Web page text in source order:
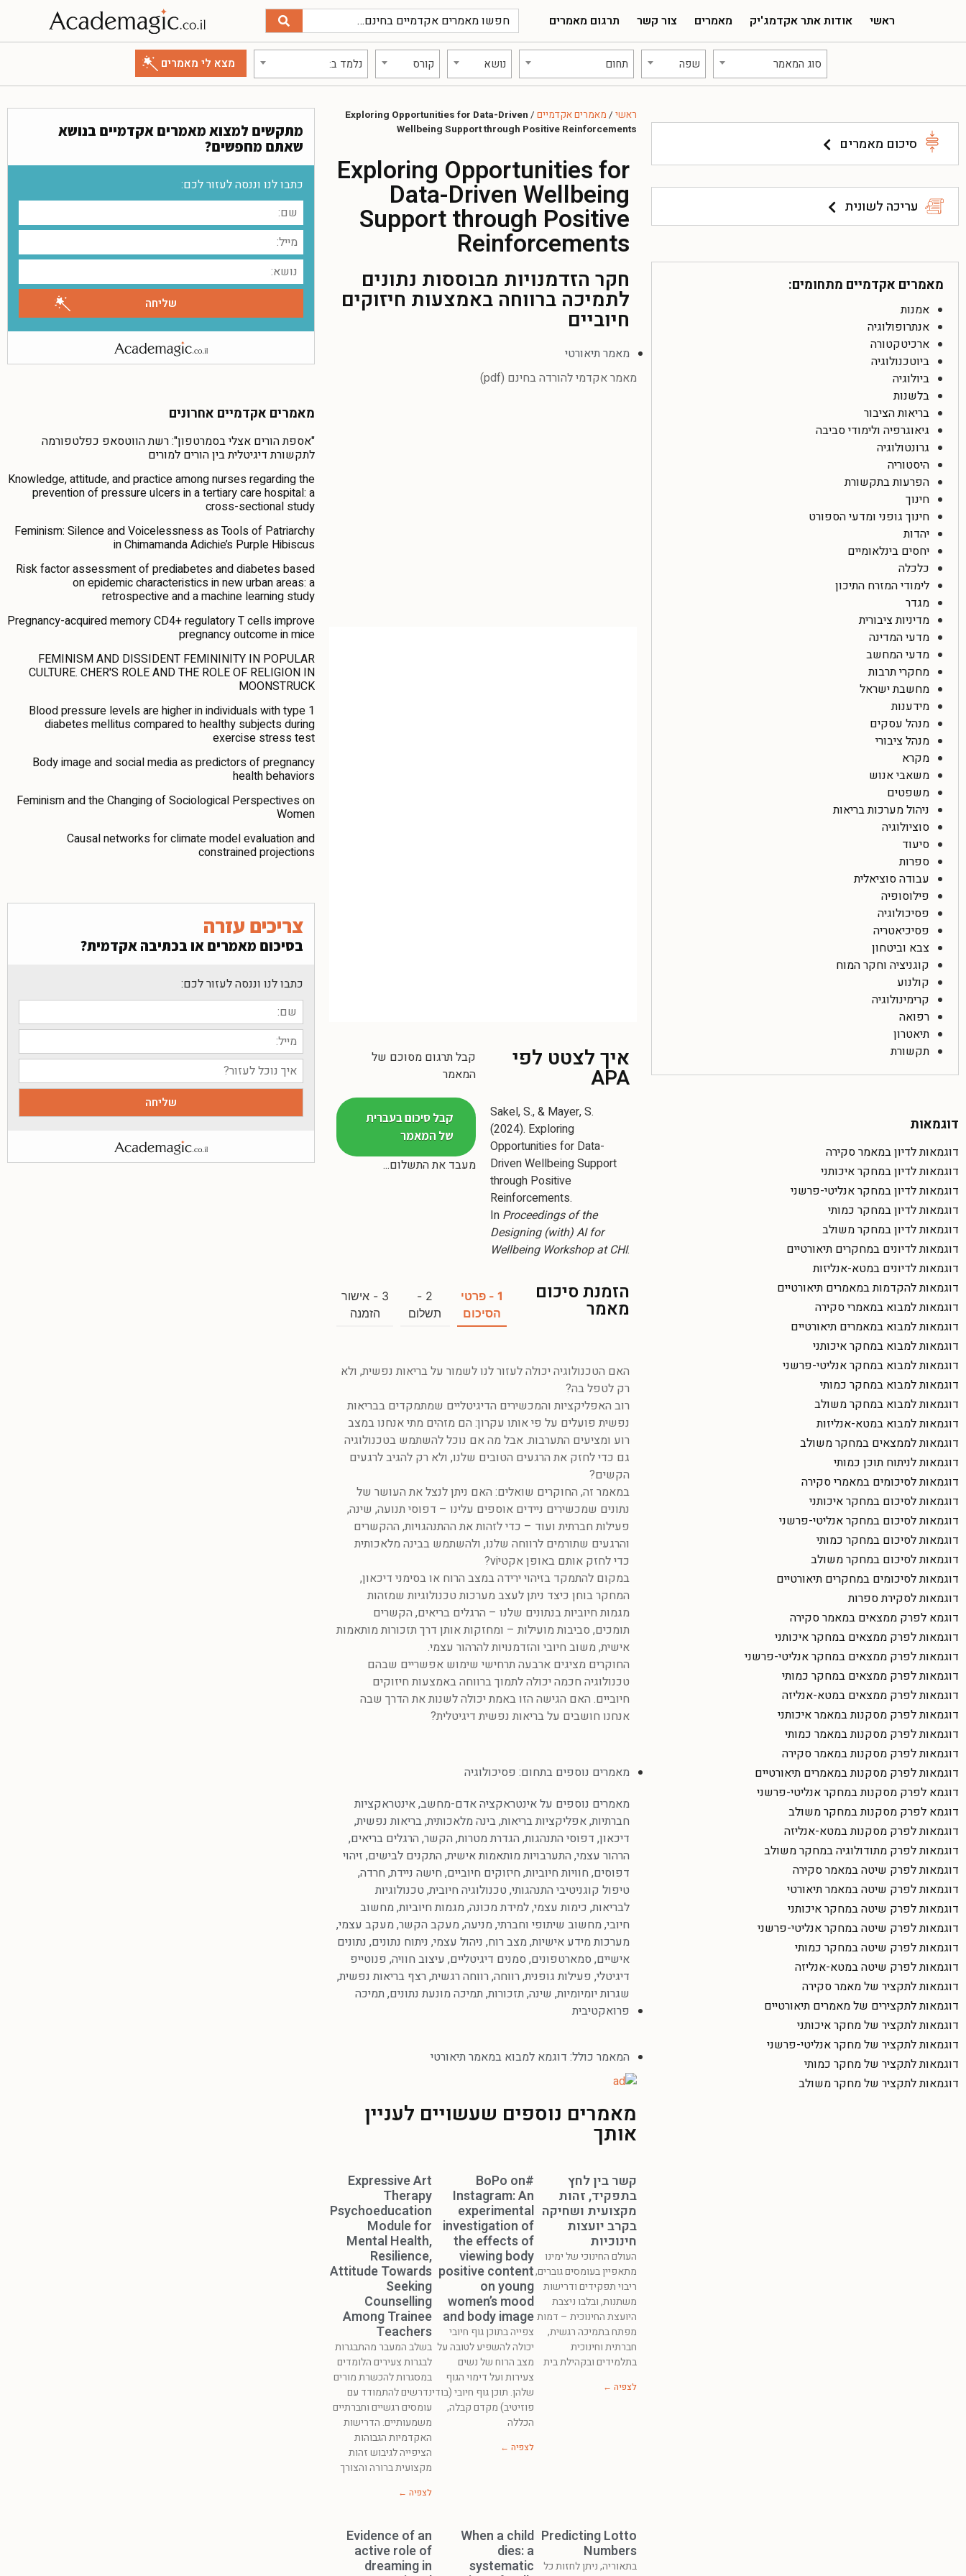
ראשי אודות אתר אקדמג'יק מאמרים צור קשר תרגום מאמרים
סוג המאמר שפה תחום נושא קורס נלמד ב:
סיכום מאמרים
עריכה לשונית
מאמרים אקדמיים מתחומים:
אמנות
אנתרופולוגיה
ארכיטקטורה
ביוטכנולוגיה
ביולוגיה
בלשנות
בריאות הציבור
גיאוגרפיה ולימודי סביבה
גרונטולוגיה
היסטוריה
הפרעות בתקשורת
חינוך
חינוך גופני ומדעי הספורט
יהדות
יחסים בינלאומיים
כלכלה
לימודי המזרח התיכון
מגדר
מדיניות ציבורית
מדעי המדינה
מדעי המחשב
מחקרי תרבות
מחשבת ישראל
מידענות
מנהל עסקים
מנהל ציבורי
מקרא
משאבי אנוש
משפטים
ניהול מערכות בריאות
סוציולוגיה
סיעוד
ספרות
עבודה סוציאלית
פילוסופיה
פסיכולוגיה
פסיכיאטריה
צבא וביטחון
קוגניציה וחקר המוח
קולנוע
קרימינולוגיה
רפואה
תיאטרון
תקשורת
דוגמאות
דוגמאות לדיון במאמר סקירה
דוגמאות לדיון במחקר איכותני
דוגמאות לדיון במחקר אנליטי-פרשני
דוגמאות לדיון במחקר כמותי
דוגמאות לדיון במחקר משולב
דוגמאות לדיונים במחקרים תיאורטיים
דוגמאות לדיונים במטא-אנליזות
דוגמאות להקדמות במאמרים תיאורטיים
דוגמאות למבוא במאמרי סקירה
דוגמאות למבוא במאמרים תיאורטיים
דוגמאות למבוא במחקר איכותני
דוגמאות למבוא במחקר אנליטי-פרשני
דוגמאות למבוא במחקר כמותי
דוגמאות למבוא במחקר משולב
דוגמאות למבוא במטא-אנליזות
דוגמאות לממצאים במחקר משולב
דוגמאות לניתוח תוכן כמותי
דוגמאות לסיכומים במאמרי סקירה
דוגמאות לסיכום במחקר איכותני
דוגמאות לסיכום במחקר אנליטי-פרשני
דוגמאות לסיכום במחקר כמותי
דוגמאות לסיכום במחקר משולב
דוגמאות לסיכומים במחקרים תיאורטיים
דוגמאות לסקירת ספרות
דוגמא לפרק ממצאים במאמר סקירה
דוגמאות לפרק ממצאים במחקר איכותני
דוגמאות לפרק ממצאים במחקר אנליטי-פרשני
דוגמאות לפרק ממצאים במחקר כמותי
דוגמאות לפרק ממצאים במטא-אנליזה
דוגמאות לפרק מסקנות במאמר איכותני
דוגמאות לפרק מסקנות במאמר כמותי
דוגמאות לפרק מסקנות במאמר סקירה
דוגמאות לפרק מסקנות במאמרים תיאורטיים
דוגמא לפרק מסקנות במחקר אנליטי-פרשני
דוגמא לפרק מסקנות במחקר משולב
דוגמאות לפרק מסקנות במטא-אנליזה
דוגמאות לפרק מתודולוגיה במחקר משולב
דוגמאות לפרק שיטה במאמר סקירה
דוגמאות לפרק שיטה במאמר תיאורטי
דוגמאות לפרק שיטה במחקר איכותני
דוגמאות לפרק שיטה במחקר אנליטי-פרשני
דוגמאות לפרק שיטה במחקר כמותי
דוגמאות לפרק שיטה במטא-אנליזה
דוגמאות לתקציר של מאמר סקירה
דוגמאות לתקצירים של מאמרים תיאורטיים
דוגמאות לתקציר של מחקר איכותני
דוגמאות לתקציר של מחקר אנליטי-פרשני
דוגמאות לתקציר של מחקר כמותי
דוגמאות לתקציר של מחקר משולב
ראשי/ מאמרים אקדמיים/
Exploring Opportunities for Data-Driven
Wellbeing Support through Positive Reinforcements
Exploring Opportunities for
Data-Driven Wellbeing
Support through Positive
Reinforcements
חקר הזדמנויות מבוססות נתונים
לתמיכה ברווחה באמצעות חיזוקים
חיוביים
מאמר תיאורטי
מאמר אקדמי להורדה בחינם (pdf)
איך לצטט לפי
APA
Sakel, S., & Mayer, S.
(2024). Exploring
Opportunities for Data-
Driven Wellbeing Support
through Positive
Reinforcements.
In Proceedings of the
Designing (with) AI for
Wellbeing Workshop at CHI.
קבל תרגום מסוכם של
המאמר
קבל סיכום בעברית
של המאמר
מעבד את התשלום...
הזמנת סיכום
מאמר
1 - פרטי
הסיכום
2 -
תשלום
3 - אישור
הזמנה
האם הטכנולוגיה יכולה לעזור לנו לשמור על בריאות נפשית, ולא
רק לטפל בה?
רוב האפליקציות והמכשירים הדיגיטליים שמתמקדים בבריאות
נפשית פועלים על פי אותו עקרון: הם מזהים מתי אנחנו במצב
רוע ומציעים התערבות. אבל מה אם נוכל להשתמש בטכנולוגיה
גם כדי לחזק את הרגעים הטובים שלנו, ולא רק להגיב לרגעים
הקשים?
במאמר זה, החוקרים שואלים: האם ניתן לנצל את העושר של
נתונים שמכשירים ניידים אוספים עלינו – דפוסי תנועה, שינה,
פעילות חברתית ועוד – כדי לזהות את ההתנהגויות, ההקשרים
והרגעים שתורמים לרווחה שלנו, ולהשתמש בבינה מלאכותית
כדי לחזק אותם באופן אקטיvi?
במקום להתמקד בזיהוי ירידה במצב הרוח או בסימני דיכאון,
המחקר בוחן כיצד ניתן לעצב מערכות טכנולוגיות שמזהות
מגמות חיוביות בנתונים שלנו – הרגלים בריאים, הקשרים
תומכים, סביבות מועילות – ומחזקות אותן דרך תזכורות מותאמות
אישית, משוב חיובי והזדמנויות להרהור עצמי.
החוקרים מציגים ארבעה תרחישי שימוש אפשריים שבהם
טכנולוגיה חכמה יכולה לתמוך ברווחה באמצעות חיזוקים
חיוביים. האם הגישה הזו באמת יכולה לשנות את הדרך שבה
אנחנו חושבים על בריאות נפשית דיגיטלית?
מאמרים נוספים בתחום: פסיכולוגיה
מאמרים נוספים עלאינטראקציה אדם-מחשב,אינטראקציות
חברתיות,אפליקציות בריאות,בינה מלאכותית,בריאות נפשית,
דיכאון, דפוסי התנהגות, הגדרת מטרות, הקשר, הרגלים בריאים,
הרהור עצמי, התערבויות מותאמות אישית, התקנים לבישים, זיהוי
דפוסים, חוויות חיוביות, חיזוקים חיוביים, חישה ניידת, חרדה,
טיפול קוגניטיבי התנהגותי, טכנולוגיה חיובית, טכנולוגיות
לבריאות, כימות עצמי,למידת מכונה,מגמות חיוביות,מחשוב
חיובי,מחשוב שיתופי וחברתי,מניעה,מעקב הקשר,מעקב עצמי,
מערכות מידע אישיות,מצב רוח, ניהול עצמי, ניתוח נתונים, נתונים
אישיים, סמארטפונים, סמנים דיגיטליים, עיצוב חוויה, פנוטייפ
דיגיטלי, פעילות גופנית,רווחה,רווחה רגשית,רצף בריאות נפשית,
שגרות יומיומיות, שינה, תזכורות, תמיכה מונעת נתונים, תמיכה
פרואקטיבית
המאמר כולל: דוגמא למבוא במאמר תיאורטי
מאמרים נוספים שעשויים לעניין
אותך
קשר בין לחץ
בתפקיד, זהות
מקצועית ושחיקה
בקרב יועצות
חינוכיות
העולם החינוכי של ימינו
מתאפיין בעומסים גוברים,
ריבוי תפקידים ודרישות
משתנות, ובלבו ניצבת
היועצת החינוכית – דמות
מפתח בתמיכה רגשית,
חברתית וחינוכית
בתלמידים ובקהילת בית
לצפיה ←
#BoPo on
Instagram: An
experimental
investigation of
the effects of
viewing body
positive content
on young
women’s mood
and body image
צפייה בתוכן גוף חיובי
יכולה להשפיע לטובה על
מצב הרוח של נשים
צעירות ועל דימוי הגוף
שלהן. תוכן גוף חיובי (בודי
פוזיטיב) מקדם קבלה,
הכללה
לצפיה ←
Expressive Art
Therapy
Psychoeducation
Module for
Mental Health,
Resilience,
Attitude Towards
Seeking
Counselling
Among Trainee
Teachers
בשלב המעבר מהתבגרות
לבגרות צעירים הלומדים
במסגרות להכשרת מורים
נדרשים להתמודד עם
עומסים רגשיים וחברתיים
משמעותיים. הדרישות
האקדמיות הגבוהות
הציפייה לגיבוש זהות
מקצועית ברורה והצורך
לצפיה ←
Predicting Lotto
Numbers
בתאוריה, ניתן לחזות כל
When a child
dies: a
systematic
Evidence of an
active role of
dreaming in
מתקשים למצוא מאמרים אקדמיים בנושא
שאתם מחפשים?
כתבו לנו וננסה לעזור לכם:
מאמרים אקדמיים אחרונים
"אספת הורים אצלי בסמרטפון": רשת הווטסאפ כפלטפורמה
לתקשורת דיגיטלית בין הורים למורים
Knowledge, attitude, and practice among nurses regarding the
prevention of pressure ulcers in a tertiary care hospital: a
cross-sectional study
Feminism: Silence and Voicelessness as Tools of Patriarchy
in Chimamanda Adichie’s Purple Hibiscus
Risk factor assessment of prediabetes and diabetes based
on epidemic characteristics in new urban areas: a
retrospective and a machine learning study
Pregnancy-acquired memory CD4+ regulatory T cells improve
pregnancy outcome in mice
FEMINISM AND DISSIDENT FEMININITY IN POPULAR
CULTURE. CHER'S ROLE AND THE ROLE OF RELIGION IN
MOONSTRUCK
Blood pressure levels are higher in individuals with type 1
diabetes mellitus compared to healthy subjects during
exercise stress test
Body image and social media as predictors of pregnancy
health behaviors
Feminism and the Changing of Sociological Perspectives on
Women
Causal networks for climate model evaluation and
constrained projections
צריכים עזרה
בסיכום מאמרים או בכתיבה אקדמית?
כתבו לנו וננסה לעזור לכם: